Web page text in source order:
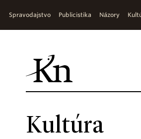
Spravodajstvo Publicistika Názory
Kultúra